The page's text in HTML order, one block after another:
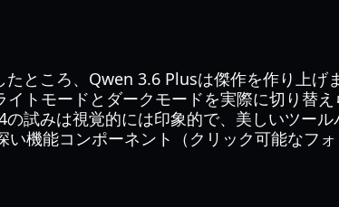
ところ、Qwen 3.6 Plusは傑作を作り上げ
トモードとダークモードを実際に切り替え
試みは視覚的には印象的で、美しいツール
機能コンポーネント（クリック可能なフ